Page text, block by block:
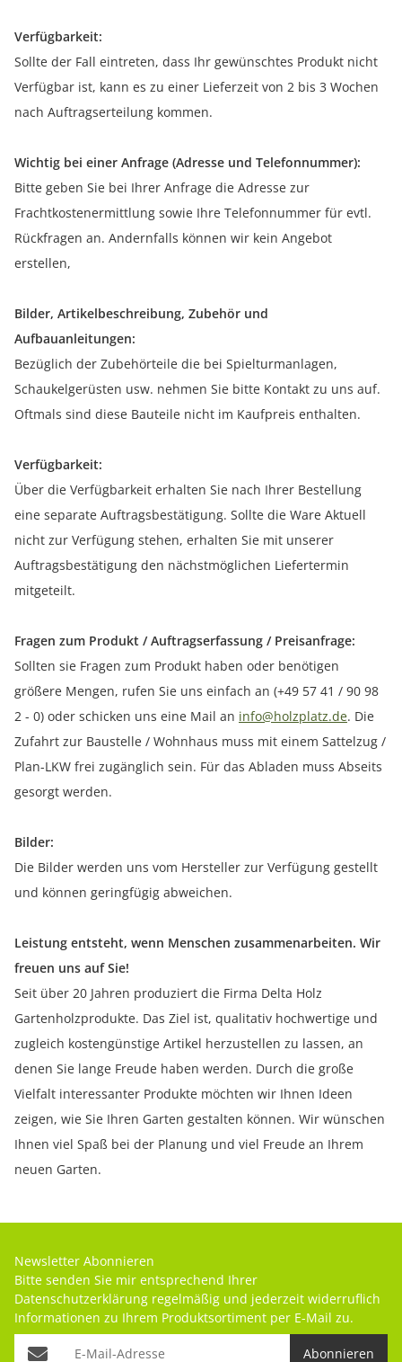
Verfügbarkeit:
Sollte der Fall eintreten, dass Ihr gewünschtes Produkt nicht
Verfügbar ist, kann es zu einer Lieferzeit von 2 bis 3 Wochen
nach Auftragserteilung kommen.
Wichtig bei einer Anfrage (Adresse und Telefonnummer):
Bitte geben Sie bei Ihrer Anfrage die Adresse zur
Frachtkostenermittlung sowie Ihre Telefonnummer für evtl.
Rückfragen an. Andernfalls können wir kein Angebot
erstellen,
Bilder, Artikelbeschreibung, Zubehör und
Aufbauanleitungen:
Bezüglich der Zubehörteile die bei Spielturmanlagen,
Schaukelgerüsten usw. nehmen Sie bitte Kontakt zu uns auf.
Oftmals sind diese Bauteile nicht im Kaufpreis enthalten.
Verfügbarkeit:
Über die Verfügbarkeit erhalten Sie nach Ihrer Bestellung
eine separate Auftragsbestätigung. Sollte die Ware Aktuell
nicht zur Verfügung stehen, erhalten Sie mit unserer
Auftragsbestätigung den nächstmöglichen Liefertermin
mitgeteilt.
Fragen zum Produkt / Auftragserfassung / Preisanfrage:
Sollten sie Fragen zum Produkt haben oder benötigen
größere Mengen, rufen Sie uns einfach an (+49 57 41 / 90 98
2 - 0) oder schicken uns eine Mail an info@holzplatz.de. Die
Zufahrt zur Baustelle / Wohnhaus muss mit einem Sattelzug /
Plan-LKW frei zugänglich sein. Für das Abladen muss Abseits
gesorgt werden.
Bilder:
Die Bilder werden uns vom Hersteller zur Verfügung gestellt
und können geringfügig abweichen.
Leistung entsteht, wenn Menschen zusammenarbeiten. Wir
freuen uns auf Sie!
Seit über 20 Jahren produziert die Firma Delta Holz
Gartenholzprodukte. Das Ziel ist, qualitativ hochwertige und
zugleich kostengünstige Artikel herzustellen zu lassen, an
denen Sie lange Freude haben werden. Durch die große
Vielfalt interessanter Produkte möchten wir Ihnen Ideen
zeigen, wie Sie Ihren Garten gestalten können. Wir wünschen
Ihnen viel Spaß bei der Planung und viel Freude an Ihrem
neuen Garten.
Newsletter Abonnieren
Bitte senden Sie mir entsprechend Ihrer
Datenschutzerklärung regelmäßig und jederzeit widerruflich
Informationen zu Ihrem Produktsortiment per E-Mail zu.
Abonnieren